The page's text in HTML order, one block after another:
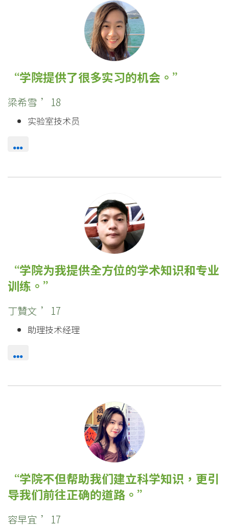
学院提供了很多实习的机会。
梁希雪 ’18
实验室技术员
学院为我提供全方位的学术知识和专业
训练。
丁贊文 ’17
助理技术经理
学院不但帮助我们建立科学知识，更引
导我们前往正确的道路。
容早宜 ’17